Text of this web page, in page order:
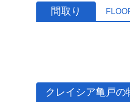
間取り
クレイシア亀戸の